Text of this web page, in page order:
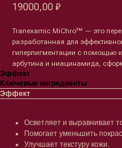
19000,00 ₽
Tranexamic MiChro™ — это
разработанная для
гиперпигментации с помощью
арбутина и ниацинамида,
Эффект
Ключевые ингредиенты
Эффект
Осветляет и выравнивает
Помогает уменьшить
Улучшает текстуру кожи.
Шея и
Уход
Лицо
Проблемы
Очищение
Увлажнение/питание
Ретинол
Защита от солнца
Тонизация